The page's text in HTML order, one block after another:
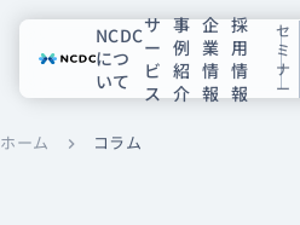
NCDCについて
サービス
NCDC
につ
いて
サ
ー
ビ
ス
事
例
紹
介
企
業
情
報
採
用
情
報
セ
ミ
ナ
ー
ホーム chevron_right コラム